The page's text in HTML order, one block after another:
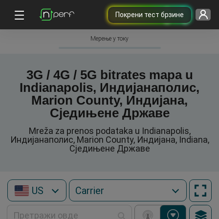
Покрени тест брзине
Мерење у току
3G / 4G / 5G bitrates mapa u
Indianapolis, Индијанаполис,
Marion County, Индијана,
Сједињене Државе
Mreža za prenos podataka u Indianapolis,
Индијанаполис, Marion County, Индијана, Indiana,
Сједињене Државе
US